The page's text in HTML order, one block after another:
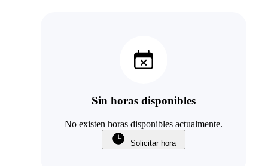
Sin horas disponibles
No existen horas disponibles actualmente.
Solicitar hora